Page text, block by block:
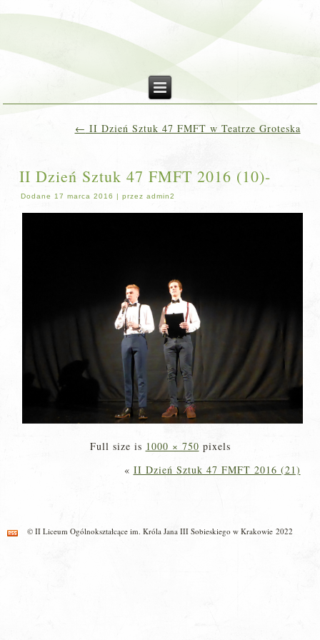
← II Dzień Sztuk 47 FMFT w Teatrze Groteska
II Dzień Sztuk 47 FMFT 2016 (10)-
Dodane 17 marca 2016 |przez admin2
Full size is 1000 × 750 pixels
« II Dzień Sztuk 47 FMFT 2016 (21)
© II Liceum Ogólnokształcące im. Króla Jana III Sobieskiego w Krakowie 2022